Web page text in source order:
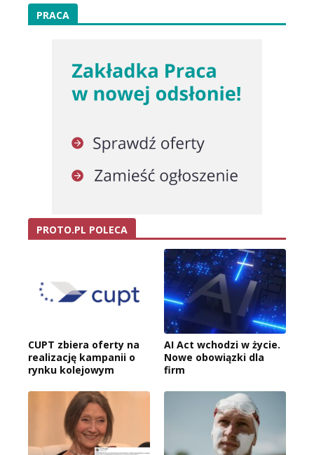
PRACA
PROTO.PL POLECA
CUPT zbiera oferty na
realizację kampanii o
rynku kolejowym
AI Act wchodzi w życie.
Nowe obowiązki dla
firm